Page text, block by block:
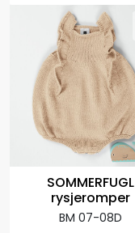
SOMMERFUGL
rysjeromper
BM 07-08D